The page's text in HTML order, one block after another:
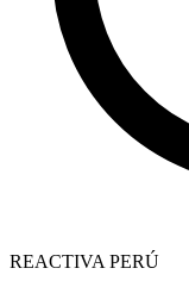
REACTIVA PERÚ